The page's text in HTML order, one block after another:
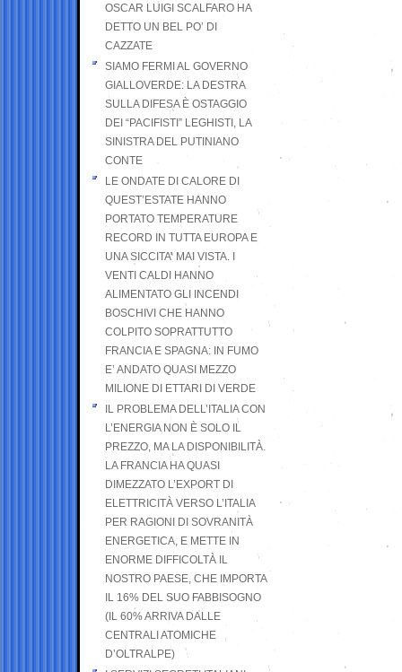
OSCAR LUIGI SCALFARO HA
DETTO UN BEL PO’ DI
CAZZATE
SIAMO FERMI AL GOVERNO
GIALLOVERDE: LA DESTRA
SULLA DIFESA È OSTAGGIO
DEI “PACIFISTI” LEGHISTI, LA
SINISTRA DEL PUTINIANO
CONTE
LE ONDATE DI CALORE DI
QUEST’ESTATE HANNO
PORTATO TEMPERATURE
RECORD IN TUTTA EUROPA E
UNA SICCITA’ MAI VISTA. I
VENTI CALDI HANNO
ALIMENTATO GLI INCENDI
BOSCHIVI CHE HANNO
COLPITO SOPRATTUTTO
FRANCIA E SPAGNA: IN FUMO
E’ ANDATO QUASI MEZZO
MILIONE DI ETTARI DI VERDE
IL PROBLEMA DELL’ITALIA CON
L’ENERGIA NON È SOLO IL
PREZZO, MA LA DISPONIBILITÀ.
LA FRANCIA HA QUASI
DIMEZZATO L’EXPORT DI
ELETTRICITÀ VERSO L’ITALIA
PER RAGIONI DI SOVRANITÀ
ENERGETICA, E METTE IN
ENORME DIFFICOLTÀ IL
NOSTRO PAESE, CHE IMPORTA
IL 16% DEL SUO FABBISOGNO
(IL 60% ARRIVA DALLE
CENTRALI ATOMICHE
D’OLTRALPE)